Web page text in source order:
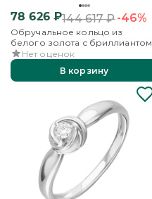
78 626₽144 617₽-46%
Обручальное кольцо из
белого золота с бриллиантом
Нет оценок
В корзину